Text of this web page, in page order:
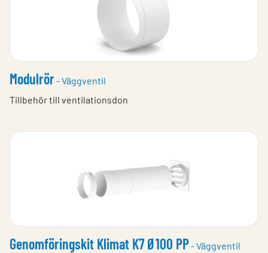
Modulrör- Väggventil
Tillbehör till ventilationsdon
Genomföringskit Klimat K7 Ø100 PP- Väggventil